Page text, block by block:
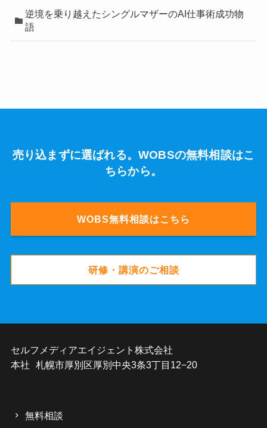
逆境を乗り越えたシングルマザーのAI仕事術成功物
語
売り込まずに選ばれる。WOBSの無料相談はこ
ちらから。
WOBS無料相談はこちら
研修・講演のご相談
セルフメディアエイジェント株式会社
本社 札幌市厚別区厚別中央3条3丁目12−20
無料相談